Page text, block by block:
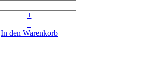
+
–
In den Warenkorb